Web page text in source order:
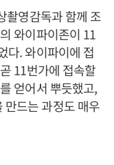
촬영감독과 함께 조
와이파이존이 11
다. 와이파이에 접
11번가에 접속할
얻어서 뿌듯했고,
만드는 과정도 매우